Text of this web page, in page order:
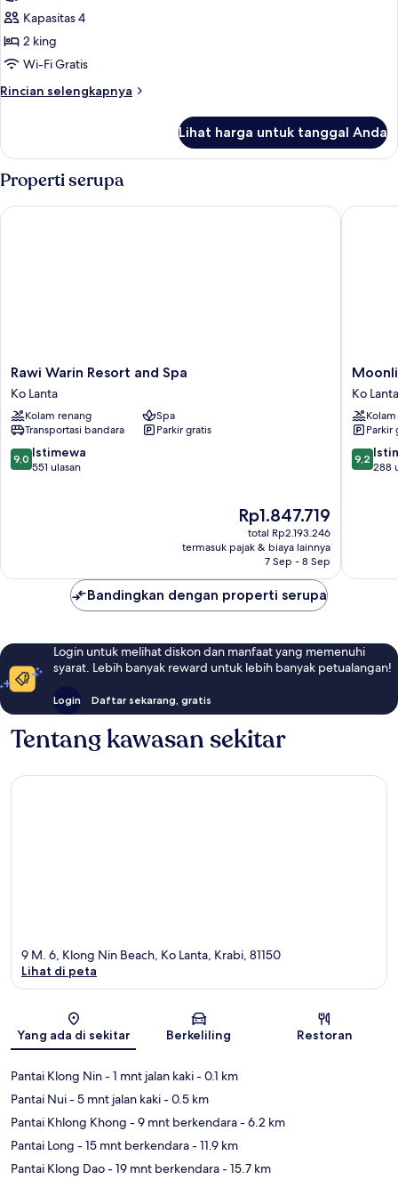
Pool
Villa
Two
Duplex
Kapasitas 4
2 king
Wi-Fi Gratis
Rincian selengkapnya
Rincian
Beachfront
Jacuzzi
Pool
Villa
Two
Lihat harga untuk tanggal Anda
Properti serupa
Rawi
Warin
Resort
and
Spa
Ko
Lanta
Rawi Warin Resort and Spa
Ko Lanta
Kolam renang
Spa
Transportasi bandara
Parkir gratis
9.0
dari
9,0 Istimewa
551 ulasan
Harga
sekarang
Rp1.847.719
Rp1.847.719
total Rp2.193.246
termasuk pajak & biaya lainnya
7 Sep - 8 Sep
Rawi Warin Resort and Spa
Bay
Resort
Ko
Lanta
Ko Lanta
Parkir
9.2
dari
9,2
288
Bandingkan dengan properti serupa
Login untuk melihat diskon dan manfaat yang memenuhi
syarat. Lebih banyak reward untuk lebih banyak petualangan!
Login Daftar sekarang, gratis
Tentang kawasan sekitar
Peta
9 M. 6, Klong Nin Beach, Ko Lanta, Krabi, 81150
Lihat di peta
Yang ada di sekitar Berkeliling Restoran
Pantai Klong Nin- 1 mnt jalan kaki- 0.1 km
Pantai Nui- 5 mnt jalan kaki- 0.5 km
Pantai Khlong Khong - 9 mnt berkendara- 6.2 km
Pantai Long - 15 mnt berkendara- 11.9 km
Pantai Klong Dao- 19 mnt berkendara- 15.7 km